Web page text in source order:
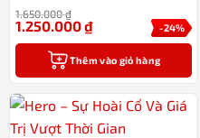
1.650.000₫
-24%
1.250.000₫
Thêm vào giỏ hàng